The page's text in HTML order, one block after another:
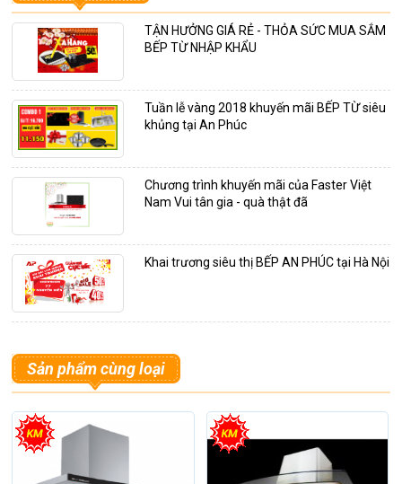
TẬN HƯỞNG GIÁ RẺ - THỎA SỨC MUA SẮM
BẾP TỪ NHẬP KHẨU
Tuần lễ vàng 2018 khuyến mãi BẾP TỪ siêu
khủng tại An Phúc
Chương trình khuyến mãi của Faster Việt
Nam Vui tân gia - quà thật đã
Khai trương siêu thị BẾP AN PHÚC tại Hà Nội
Sản phẩm cùng loại